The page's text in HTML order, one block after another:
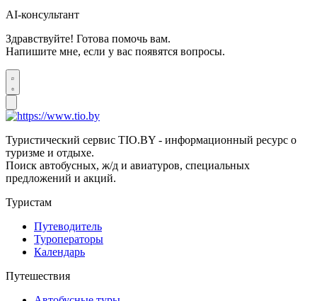
AI-консультант
Здравствуйте! Готова помочь вам.
Напишите мне, если у вас появятся вопросы.
Туристический сервис TIO.BY - информационный ресурс о
туризме и отдыхе.
Поиск автобусных, ж/д и авиатуров, специальных
предложений и акций.
Туристам
Путеводитель
Туроператоры
Календарь
Путешествия